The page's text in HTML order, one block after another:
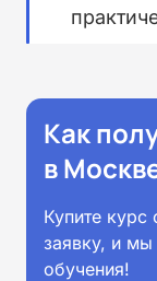
Как
в
Купите курс
заявку, и
обучения!